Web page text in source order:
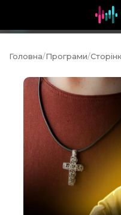
Головна/Програми/